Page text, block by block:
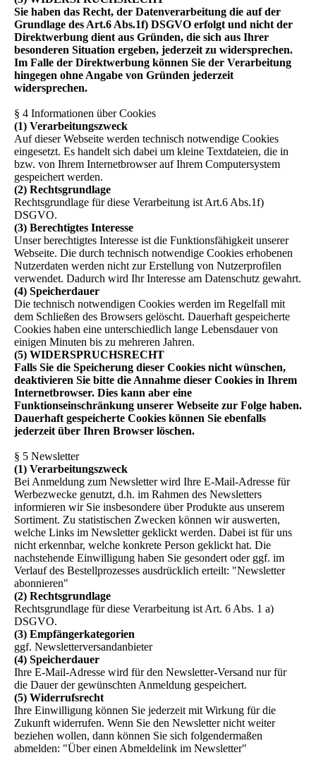
Sie haben das Recht, der Datenverarbeitung die auf der
Grundlage des Art.6 Abs.1f) DSGVO erfolgt und nicht der
Direktwerbung dient aus Gründen, die sich aus Ihrer
besonderen Situation ergeben, jederzeit zu widersprechen.
Im Falle der Direktwerbung können Sie der Verarbeitung
hingegen ohne Angabe von Gründen jederzeit
widersprechen.
§ 4 Informationen über Cookies
(1) Verarbeitungszweck
Auf dieser Webseite werden technisch notwendige Cookies
eingesetzt. Es handelt sich dabei um kleine Textdateien, die in
bzw. von Ihrem Internetbrowser auf Ihrem Computersystem
gespeichert werden.
(2) Rechtsgrundlage
Rechtsgrundlage für diese Verarbeitung ist Art.6 Abs.1f)
DSGVO.
(3) Berechtigtes Interesse
Unser berechtigtes Interesse ist die Funktionsfähigkeit unserer
Webseite. Die durch technisch notwendige Cookies erhobenen
Nutzerdaten werden nicht zur Erstellung von Nutzerprofilen
verwendet. Dadurch wird Ihr Interesse am Datenschutz gewahrt.
(4) Speicherdauer
Die technisch notwendigen Cookies werden im Regelfall mit
dem Schließen des Browsers gelöscht. Dauerhaft gespeicherte
Cookies haben eine unterschiedlich lange Lebensdauer von
einigen Minuten bis zu mehreren Jahren.
(5) WIDERSPRUCHSRECHT
Falls Sie die Speicherung dieser Cookies nicht wünschen,
deaktivieren Sie bitte die Annahme dieser Cookies in Ihrem
Internetbrowser. Dies kann aber eine
Funktionseinschränkung unserer Webseite zur Folge haben.
Dauerhaft gespeicherte Cookies können Sie ebenfalls
jederzeit über Ihren Browser löschen.
§ 5 Newsletter
(1) Verarbeitungszweck
Bei Anmeldung zum Newsletter wird Ihre E-Mail-Adresse für
Werbezwecke genutzt, d.h. im Rahmen des Newsletters
informieren wir Sie insbesondere über Produkte aus unserem
Sortiment. Zu statistischen Zwecken können wir auswerten,
welche Links im Newsletter geklickt werden. Dabei ist für uns
nicht erkennbar, welche konkrete Person geklickt hat. Die
nachstehende Einwilligung haben Sie gesondert oder ggf. im
Verlauf des Bestellprozesses ausdrücklich erteilt: "Newsletter
abonnieren"
(2) Rechtsgrundlage
Rechtsgrundlage für diese Verarbeitung ist Art. 6 Abs. 1 a)
DSGVO.
(3) Empfängerkategorien
ggf. Newsletterversandanbieter
(4) Speicherdauer
Ihre E-Mail-Adresse wird für den Newsletter-Versand nur für
die Dauer der gewünschten Anmeldung gespeichert.
(5) Widerrufsrecht
Ihre Einwilligung können Sie jederzeit mit Wirkung für die
Zukunft widerrufen. Wenn Sie den Newsletter nicht weiter
beziehen wollen, dann können Sie sich folgendermaßen
abmelden: "Über einen Abmeldelink im Newsletter"